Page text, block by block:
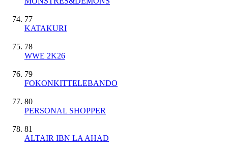
77
KATAKURI
78
WWE 2K26
79
FOKONKITTELEBANDO
80
PERSONAL SHOPPER
81
ALTAIR IBN LA AHAD